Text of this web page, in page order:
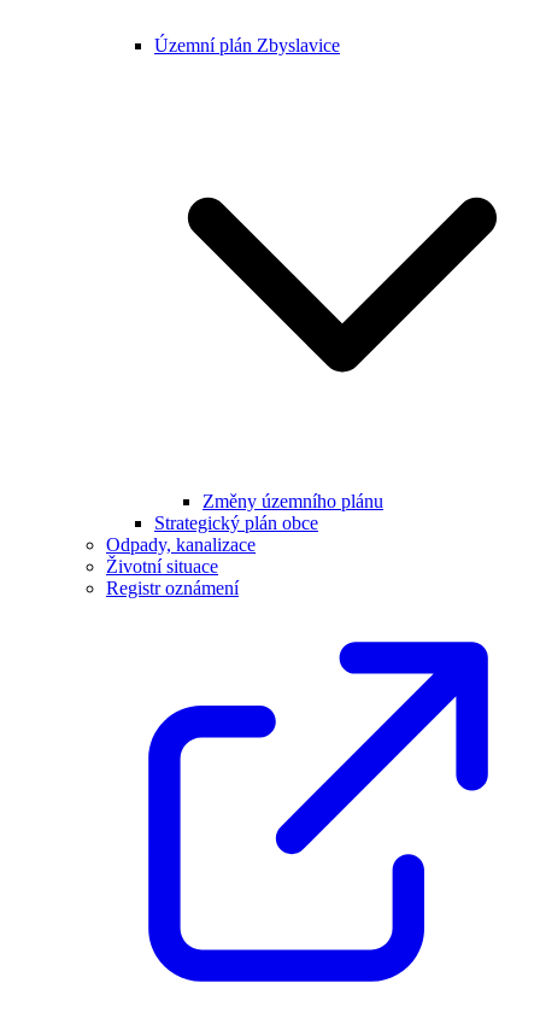
Územní plán Zbyslavice
Změny územního plánu
Strategický plán obce
Odpady, kanalizace
Životní situace
Registr oznámení